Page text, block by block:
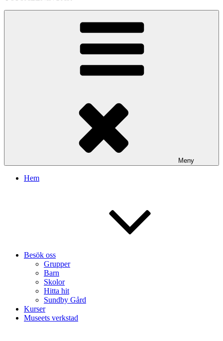
Meny
Hem
Besök oss
Grupper
Barn
Skolor
Hitta hit
Sundby Gård
Kurser
Museets verkstad